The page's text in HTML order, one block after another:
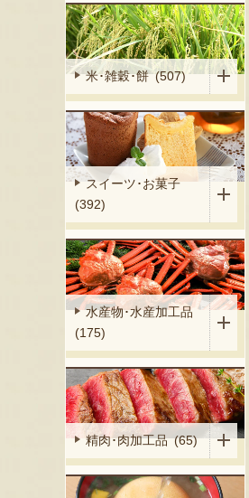
米･雑穀･餅 (507)
スイーツ･お菓子
(392)
水産物･水産加工品
(175)
精肉･肉加工品 (65)
『土田農園』
網代焼
『菓子道楽 新野屋』